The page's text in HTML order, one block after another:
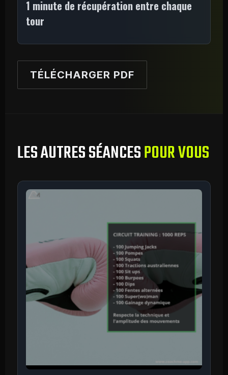
1 minute de récupération entre chaque
tour
TÉLÉCHARGER PDF
LES AUTRES SÉANCESPOUR VOUS